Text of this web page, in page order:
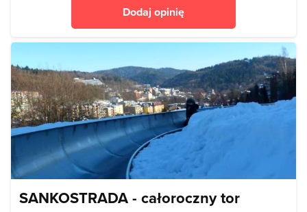
Dodaj opinię
SANKOSTRADA - całoroczny tor